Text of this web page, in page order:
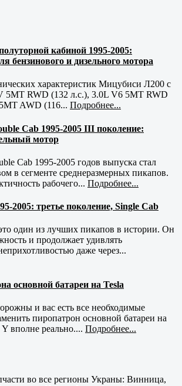
кабиной 1995-2005:
бензинового и дизельного мотора
характеристик Мицубиси Л200 с
5MT RWD (132 л.с.), 3.0L V6 5MT RWD
AWD (116... Подробнее...
Cab 1995-2005 III поколение:
мотор
Cab 1995-2005 годов выпуска стал
в сегменте среднеразмерных пикапов.
рабочего... Подробнее...
2005: третье поколение, Single Cab
один из лучших пикапов в истории. Он
и продолжает удивлять
даже через...
основной батареи на Tesla
и вас есть все необходимые
пиропатрон основной батареи на
вполне реально.... Подробнее...
во все регионы Украны: Винница,